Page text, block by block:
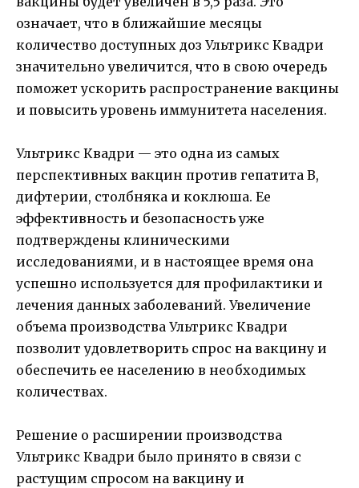
означает, что в ближайшие месяцы
количество доступных доз Ультрикс Квадри
значительно увеличится, что в свою очередь
поможет ускорить распространение вакцины
и повысить уровень иммунитета населения.
Ультрикс Квадри — это одна из самых
перспективных вакцин против гепатита B,
дифтерии, столбняка и коклюша. Ее
эффективность и безопасность уже
подтверждены клиническими
исследованиями, и в настоящее время она
успешно используется для профилактики и
лечения данных заболеваний. Увеличение
объема производства Ультрикс Квадри
позволит удовлетворить спрос на вакцину и
обеспечить ее населению в необходимых
количествах.
Решение о расширении производства
Ультрикс Квадри было принято в связи с
растущим спросом на вакцину и